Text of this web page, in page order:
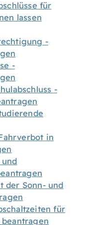
für
lassen
-
-
-
in
und
der Sonn- und
für
beantragen